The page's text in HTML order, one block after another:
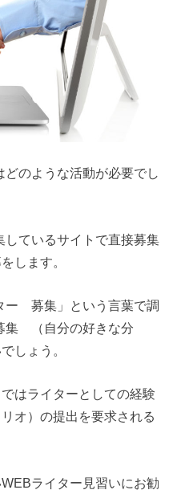
のような活動が必要でし
しているサイトで直接募集
します。
ー 募集」という言葉で調
（自分の好きな分
しょう。
はライターとしての経験
オ）の提出を要求される
WEBライター見習いにお勧